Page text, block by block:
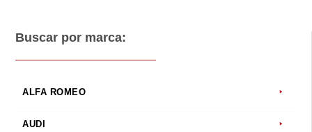
Buscar por marca:
ALFA ROMEO
AUDI